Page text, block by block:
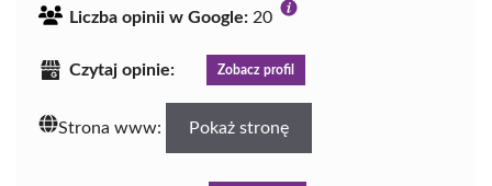
Liczba opinii w Google: 20
Czytaj opinie: Zobacz profil
Strona www: Pokaż stronę